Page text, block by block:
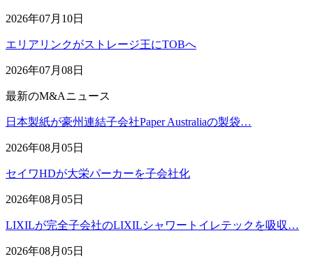
2026年07月10日
エリアリンクがストレージ王にTOBへ
2026年07月08日
最新のM&Aニュース
日本製紙が豪州連結子会社Paper Australiaの製袋…
2026年08月05日
セイワHDが大栄パーカーを子会社化
2026年08月05日
LIXILが完全子会社のLIXILシャワートイレテックを吸収…
2026年08月05日